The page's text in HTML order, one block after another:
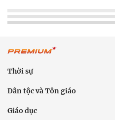
Thời sự
Dân tộc và Tôn giáo
Giáo dục